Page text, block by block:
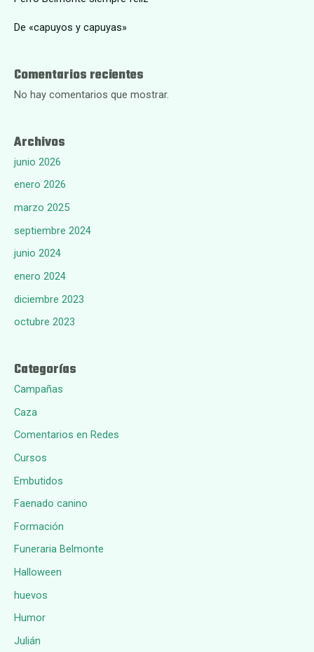
De «capuyos y capuyas»
Comentarios recientes
No hay comentarios que mostrar.
Archivos
junio 2026
enero 2026
marzo 2025
septiembre 2024
junio 2024
enero 2024
diciembre 2023
octubre 2023
Categorías
Campañas
Caza
Comentarios en Redes
Cursos
Embutidos
Faenado canino
Formación
Funeraria Belmonte
Halloween
huevos
Humor
Julián